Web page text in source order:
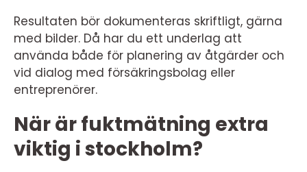
Resultaten bör dokumenteras skriftligt, gärna
med bilder. Då har du ett underlag att
använda både för planering av åtgärder och
vid dialog med försäkringsbolag eller
entreprenörer.
När är fuktmätning extra
viktig i stockholm?